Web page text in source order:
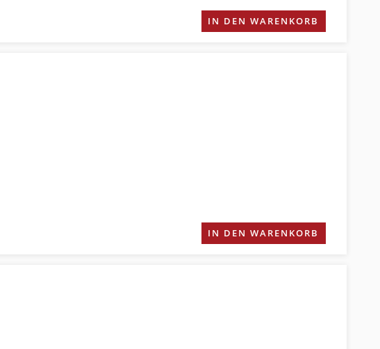
IN DEN WARENKORB
IN DEN WARENKORB